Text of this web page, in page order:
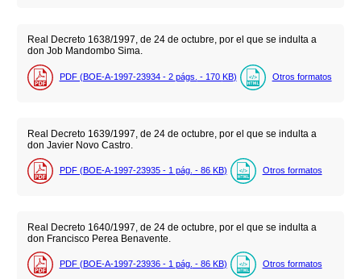
Real Decreto 1638/1997, de 24 de octubre, por el que se indulta a
don Job Mandombo Sima.
PDF (BOE-A-1997-23934 - 2 págs. - 170 KB) Otros formatos
Real Decreto 1639/1997, de 24 de octubre, por el que se indulta a
don Javier Novo Castro.
PDF (BOE-A-1997-23935 - 1 pág. - 86 KB) Otros formatos
Real Decreto 1640/1997, de 24 de octubre, por el que se indulta a
don Francisco Perea Benavente.
PDF (BOE-A-1997-23936 - 1 pág. - 86 KB) Otros formatos